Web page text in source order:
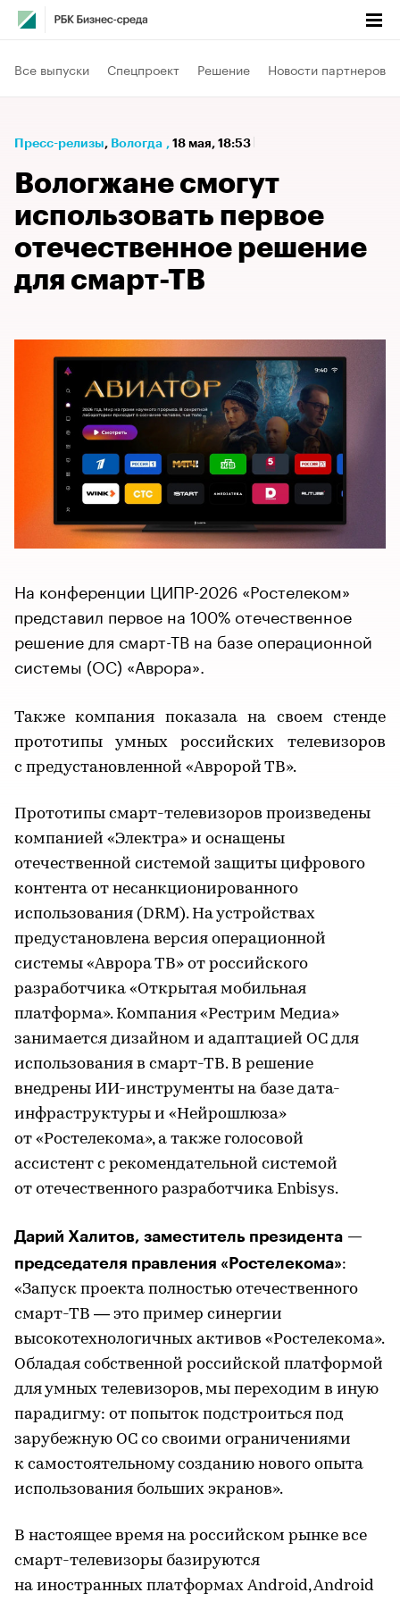
Все выпуски Спецпроект Решение Новости партнеров
Пресс-релизы⁠, Вологда , 18 мая, 18:53
Вологжане смогут
использовать первое
отечественное решение
для смарт-ТВ
На конференции ЦИПР-2026 «Ростелеком»
представил первое на 100% отечественное
решение для смарт-ТВ на базе операционной
системы (ОС) «Аврора».
Также компания показала на своем стенде
прототипы умных российских телевизоров
с предустановленной «Авророй ТВ».
Прототипы смарт-телевизоров произведены
компанией «Электра» и оснащены
отечественной системой защиты цифрового
контента от несанкционированного
использования (DRM). На устройствах
предустановлена версия операционной
системы «Аврора ТВ» от российского
разработчика «Открытая мобильная
платформа». Компания «Рестрим Медиа»
занимается дизайном и адаптацией ОС для
использования в смарт-ТВ. В решение
внедрены ИИ-инструменты на базе дата-
инфраструктуры и «Нейрошлюза»
от «Ростелекома», а также голосовой
ассистент с рекомендательной системой
от отечественного разработчика Enbisys.
Дарий Халитов, заместитель президента —
председателя правления «Ростелекома»:
«Запуск проекта полностью отечественного
смарт-ТВ — это пример синергии
высокотехнологичных активов «Ростелекома».
Обладая собственной российской платформой
для умных телевизоров, мы переходим в иную
парадигму: от попыток подстроиться под
зарубежную ОС со своими ограничениями
к самостоятельному созданию нового опыта
использования больших экранов».
В настоящее время на российском рынке все
смарт-телевизоры базируются
на иностранных платформах Android, Android